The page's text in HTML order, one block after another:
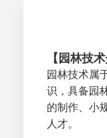
【园林技术
园林技术属
识，具备园
的制作、小
人才。